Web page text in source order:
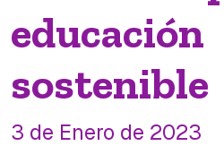
educación
sostenible
3 de Enero de 2023